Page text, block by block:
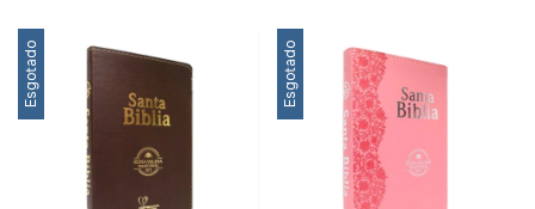
Esgotado Esgotado